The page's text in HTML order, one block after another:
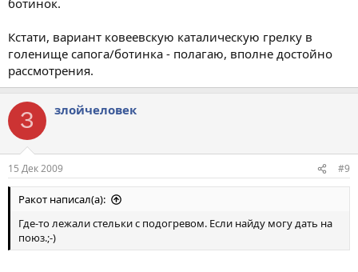
Кстати, вариант ковеевскую каталическую грелку в
голенище сапога/ботинка - полагаю, вполне достойно
рассмотрения.
З злойчеловек
15 Дек 2009 #9
Ракот написал(а):
Где-то лежали стельки с подогревом. Если найду могу дать на
поюз.;-)